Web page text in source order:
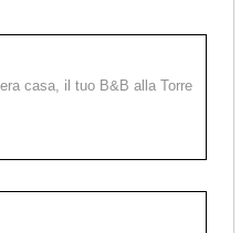
casa, il tuo B&B alla Torre